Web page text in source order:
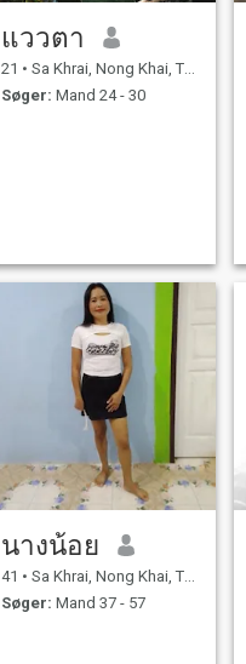
แววตา
21 • Sa Khrai, Nong Khai, Thailand
Søger: Mand 24 - 30
นางน้อย
41 • Sa Khrai, Nong Khai, Thailand
Søger: Mand 37 - 57